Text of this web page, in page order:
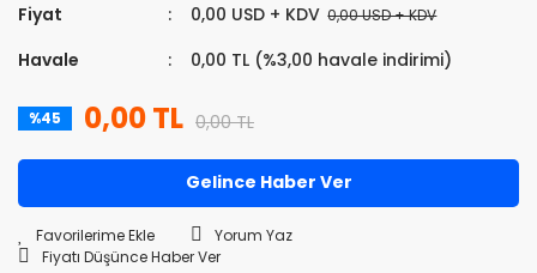
Fiyat
0,00 USD + KDV 0,00 USD + KDV
Havale 0,00 TL (%3,00 havale indirimi)
%45 0,00 TL 0,00 TL
Gelince Haber Ver
Yorum Yaz
Fiyatı Düşünce Haber Ver